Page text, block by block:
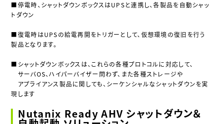
■停電時、シャットダウンボックスはUPSと連携し、各製品を自動シャッ
トダウン
■復電時はUPSの給電再開をトリガーとして、仮想環境の復旧を行う
製品となります。
■シャットダウンボックスは、これらの各種プロトコルに対応して、
サーバOS、ハイパーバイザー問わず、また各種ストレージや
アプライアンス製品に関しても、シーケンシャルなシャットダウンを実
現します
Nutanix Ready AHV シャットダウン＆